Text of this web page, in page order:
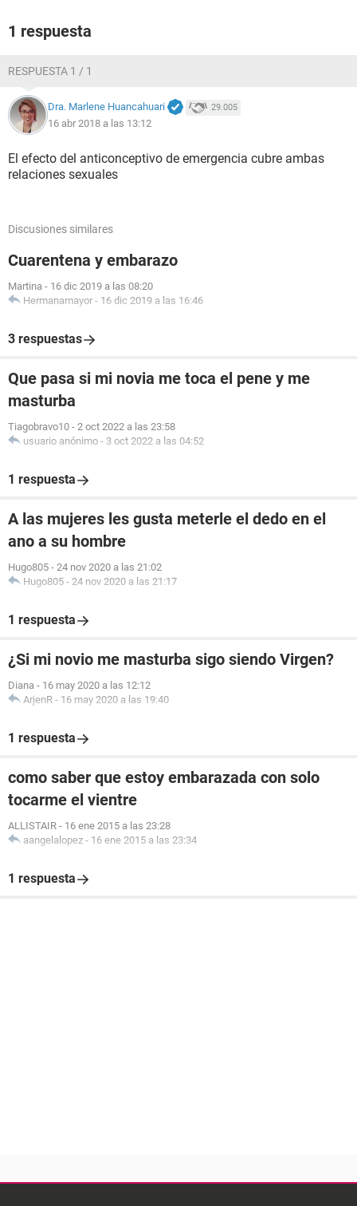
1 respuesta
RESPUESTA 1 / 1
Dra. Marlene Huancahuari 29.005
16 abr 2018 a las 13:12
El efecto del anticonceptivo de emergencia cubre ambas
relaciones sexuales
Discusiones similares
Cuarentena y embarazo
Martina - 16 dic 2019 a las 08:20
Hermanamayor - 16 dic 2019 a las 16:46
3 respuestas
Que pasa si mi novia me toca el pene y me
masturba
Tiagobravo10 - 2 oct 2022 a las 23:58
usuario anónimo - 3 oct 2022 a las 04:52
1 respuesta
A las mujeres les gusta meterle el dedo en el
ano a su hombre
Hugo805 - 24 nov 2020 a las 21:02
Hugo805 - 24 nov 2020 a las 21:17
1 respuesta
¿Si mi novio me masturba sigo siendo Virgen?
Diana - 16 may 2020 a las 12:12
ArjenR - 16 may 2020 a las 19:40
1 respuesta
como saber que estoy embarazada con solo
tocarme el vientre
ALLISTAIR - 16 ene 2015 a las 23:28
aangelalopez - 16 ene 2015 a las 23:34
1 respuesta